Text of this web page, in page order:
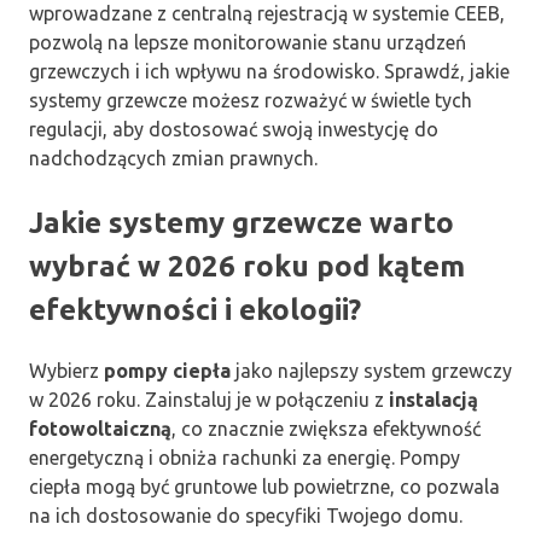
wprowadzane z centralną rejestracją w systemie CEEB,
pozwolą na lepsze monitorowanie stanu urządzeń
grzewczych i ich wpływu na środowisko. Sprawdź, jakie
systemy grzewcze możesz rozważyć w świetle tych
regulacji, aby dostosować swoją inwestycję do
nadchodzących zmian prawnych.
Jakie systemy grzewcze warto
wybrać w 2026 roku pod kątem
efektywności i ekologii?
Wybierz pompy ciepła jako najlepszy system grzewczy
w 2026 roku. Zainstaluj je w połączeniu z instalacją
fotowoltaiczną , co znacznie zwiększa efektywność
energetyczną i obniża rachunki za energię. Pompy
ciepła mogą być gruntowe lub powietrzne, co pozwala
na ich dostosowanie do specyfiki Twojego domu.